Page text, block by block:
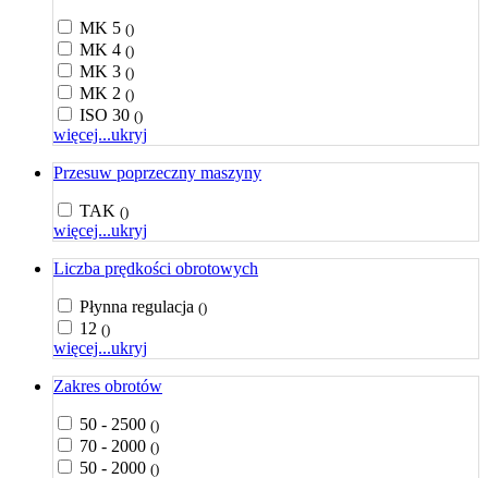
MK 5 ()
MK 4 ()
MK 3 ()
MK 2 ()
ISO 30 ()
więcej...ukryj
Przesuw poprzeczny maszyny
TAK ()
więcej...ukryj
Liczba prędkości obrotowych
Płynna regulacja ()
12 ()
więcej...ukryj
Zakres obrotów
50 - 2500 ()
70 - 2000 ()
50 - 2000 ()